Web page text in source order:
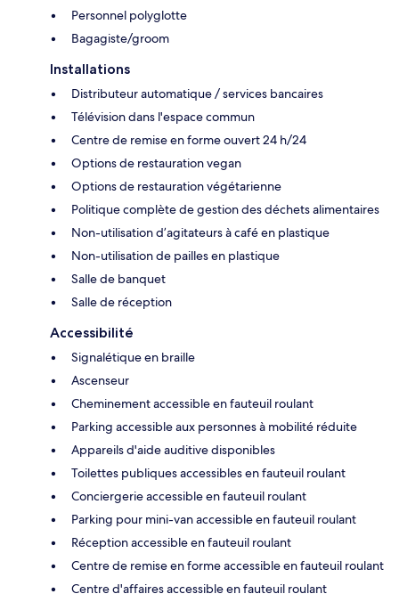
Personnel polyglotte
Bagagiste/groom
Installations
Distributeur automatique / services bancaires
Télévision dans l'espace commun
Centre de remise en forme ouvert 24 h/24
Options de restauration vegan
Options de restauration végétarienne
Politique complète de gestion des déchets alimentaires
Non-utilisation d’agitateurs à café en plastique
Non-utilisation de pailles en plastique
Salle de banquet
Salle de réception
Accessibilité
Signalétique en braille
Ascenseur
Cheminement accessible en fauteuil roulant
Parking accessible aux personnes à mobilité réduite
Appareils d'aide auditive disponibles
Toilettes publiques accessibles en fauteuil roulant
Conciergerie accessible en fauteuil roulant
Parking pour mini-van accessible en fauteuil roulant
Réception accessible en fauteuil roulant
Centre de remise en forme accessible en fauteuil roulant
Centre d'affaires accessible en fauteuil roulant